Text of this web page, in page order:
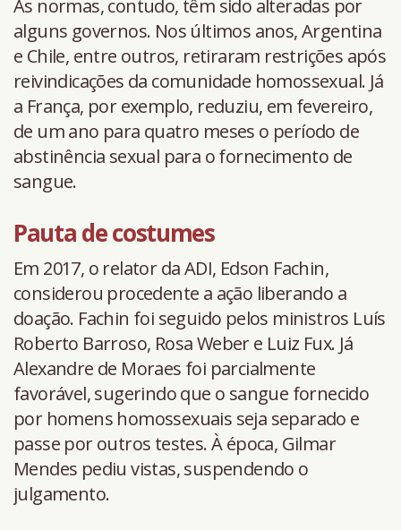
As normas, contudo, têm sido alteradas por
alguns governos. Nos últimos anos, Argentina
e Chile, entre outros, retiraram restrições após
reivindicações da comunidade homossexual. Já
a França, por exemplo, reduziu, em fevereiro,
de um ano para quatro meses o período de
abstinência sexual para o fornecimento de
sangue.
Pauta de costumes
Em 2017, o relator da ADI, Edson Fachin,
considerou procedente a ação liberando a
doação. Fachin foi seguido pelos ministros Luís
Roberto Barroso, Rosa Weber e Luiz Fux. Já
Alexandre de Moraes foi parcialmente
favorável, sugerindo que o sangue fornecido
por homens homossexuais seja separado e
passe por outros testes. À época, Gilmar
Mendes pediu vistas, suspendendo o
julgamento.